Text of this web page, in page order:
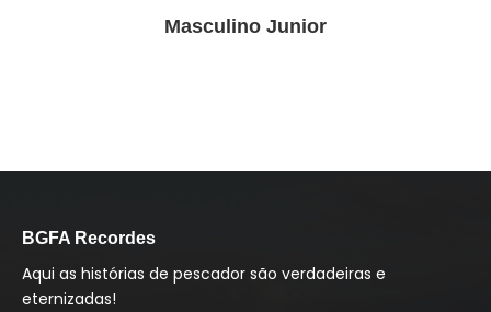
Masculino Junior
BGFA Recordes
Aqui as histórias de pescador são verdadeiras e
eternizadas!